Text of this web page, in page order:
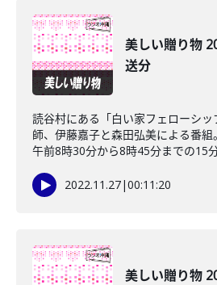
美しい贈り物
送分
読谷村にある「白い家フェローシ
師、伊藤嘉子と森田弘美による番組
午前8時30分から8時45分までの15分
2022.11.27|00:11:20
美しい贈り物